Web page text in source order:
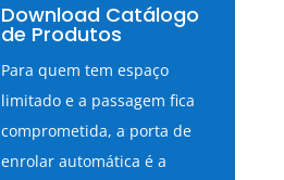
Download Catálogo
de Produtos
Para quem tem espaço
limitado e a passagem fica
comprometida, a porta de
enrolar automática é a